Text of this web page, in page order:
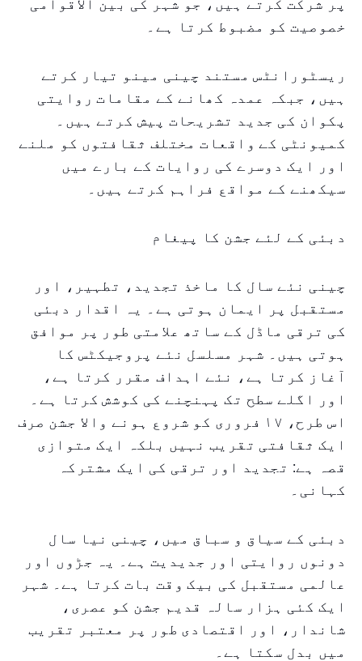
پر شرکت کرتے ہیں، جو شہر کی بین الاقوامی
خصوصیت کو مضبوط کرتا ہے۔
ریسٹورانٹس مستند چینی مینو تیار کرتے
ہیں، جبکہ عمدہ کھانے کے مقامات روایتی
پکوان کی جدید تشریحات پیش کرتے ہیں۔
کمیونٹی کے واقعات مختلف ثقافتوں کو ملنے
اور ایک دوسرے کی روایات کے بارے میں
سیکھنے کے مواقع فراہم کرتے ہیں۔
دبئی کے لئے جشن کا پیغام
چینی نئے سال کا ماخذ تجدید، تطہیر، اور
مستقبل پر ایمان ہوتی ہے۔ یہ اقدار دبئی
کی ترقی ماڈل کے ساتھ علامتی طور پر موافق
ہوتی ہیں۔ شہر مسلسل نئے پروجیکٹس کا
آغاز کرتا ہے، نئے اہداف مقرر کرتا ہے،
اور اگلے سطح تک پہنچنے کی کوشش کرتا ہے۔
اس طرح، ۱۷ فروری کو شروع ہونے والا جشن صرف
ایک ثقافتی تقریب نہیں بلکہ ایک متوازی
قصہ ہے: تجدید اور ترقی کی ایک مشترکہ
کہانی۔
دبئی کے سیاق و سباق میں، چینی نیا سال
دونوں روایتی اور جدیدیت ہے۔ یہ جڑوں اور
عالمی مستقبل کی بیک وقت بات کرتا ہے۔ شہر
ایک کئی ہزار سالہ قدیم جشن کو عصری،
شاندار، اور اقتصادی طور پر معتبر تقریب
میں بدل سکتا ہے۔